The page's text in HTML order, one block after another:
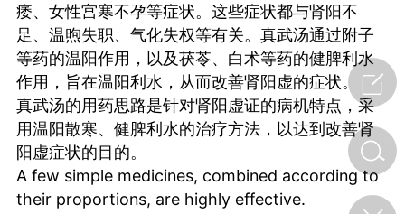
节气气象
·特急预警】关
问答
痿、女性宫寒不孕等症状。这些症状都与肾阳不
足、温煦失职、气化失权等有关。真武汤通过附子
等药的温阳作用，以及茯苓、白术等药的健脾利水
作用，旨在温阳利水，从而改善肾阳虚的症状。
真武汤的用药思路是针对肾阳虚证的病机特点，采
用温阳散寒、健脾利水的治疗方法，以达到改善肾
阳虚症状的目的。
A few simple medicines, combined according to
their proportions, are highly effective.